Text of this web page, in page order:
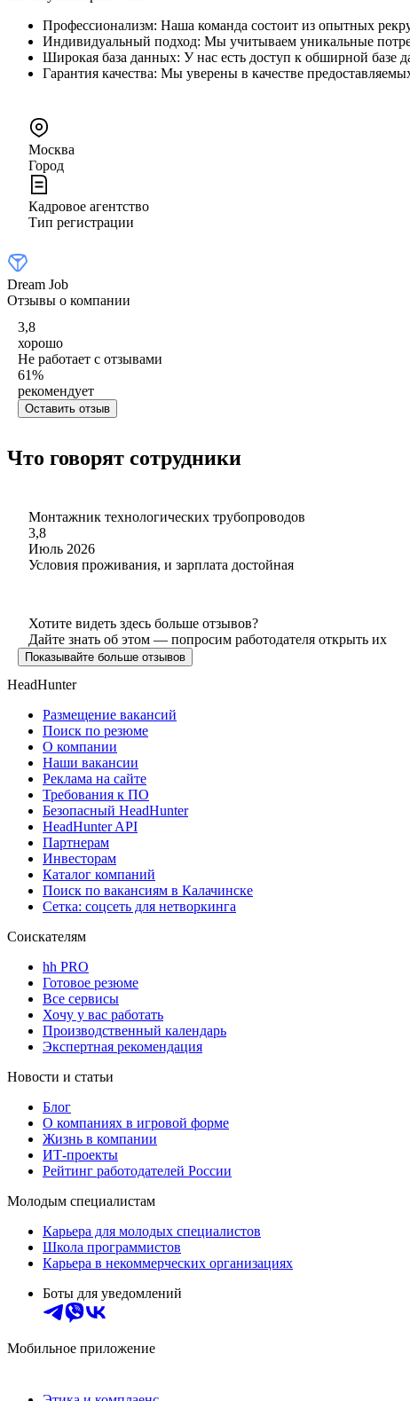
Профессионализм: Наша команда состоит из опытных
Индивидуальный подход: Мы учитываем уникальные
Широкая база данных: У нас есть доступ к обширной базе
Гарантия качества: Мы уверены в качестве
Москва
Город
Кадровое агентство
Тип регистрации
Dream Job
Отзывы о компании
3,8
хорошо
Не работает с отзывами
61%
рекомендует
Оставить отзыв
Что говорят сотрудники
Монтажник технологических трубопроводов
3,8
Июль 2026
Условия проживания, и зарплата достойная
Хотите видеть здесь больше отзывов?
Дайте знать об этом — попросим работодателя открыть их
Показывайте больше отзывов
HeadHunter
Размещение вакансий
Поиск по резюме
О компании
Наши вакансии
Реклама на сайте
Требования к ПО
Безопасный HeadHunter
HeadHunter API
Партнерам
Инвесторам
Каталог компаний
Поиск по вакансиям в Калачинске
Сетка: соцсеть для нетворкинга
Соискателям
hh PRO
Готовое резюме
Все сервисы
Хочу у вас работать
Производственный календарь
Экспертная рекомендация
Новости и статьи
Блог
О компаниях в игровой форме
Жизнь в компании
ИТ-проекты
Рейтинг работодателей России
Молодым специалистам
Карьера для молодых специалистов
Школа программистов
Карьера в некоммерческих организациях
Боты для уведомлений
Мобильное приложение